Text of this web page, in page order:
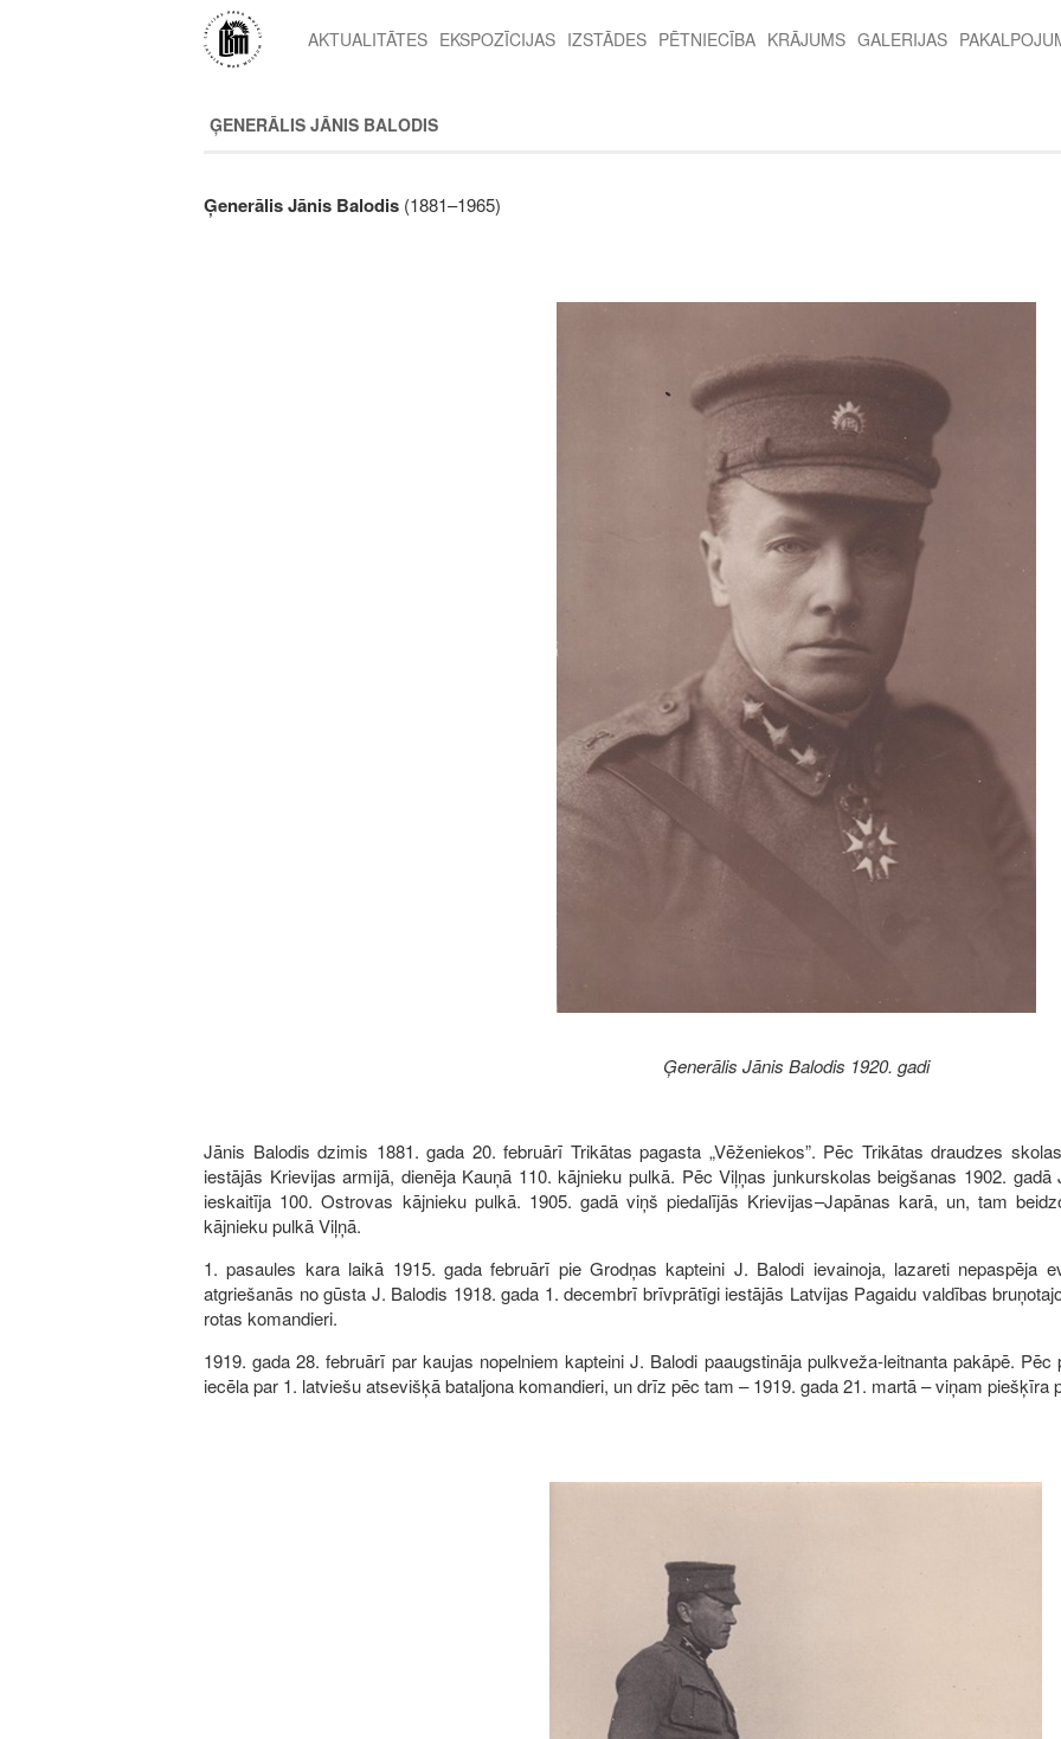
2nd
menu
AKTUALITĀTES EKSPOZĪCIJAS IZSTĀDES PĒTNIECĪBA KRĀJUMS GALERIJAS
ĢENERĀLIS JĀNIS BALODIS
Ģenerālis Jānis Balodis (1881–1965)
Ģenerālis Jānis Balodis 1920. gadi
Jānis Balodis dzimis 1881. gada 20. februārī Trikātas pagasta „Vēženiekos”. Pēc Trikātas draudzes
iestājās Krievijas armijā, dienēja Kauņā 110. kājnieku pulkā. Pēc Viļņas junkurskolas beigšanas 1902.
ieskaitīja 100. Ostrovas kājnieku pulkā. 1905. gadā viņš piedalījās Krievijas–Japānas karā, un, tam
kājnieku pulkā Viļņā.
1. pasaules kara laikā 1915. gada februārī pie Grodņas kapteini J. Balodi ievainoja, lazareti nepaspēja
atgriešanās no gūsta J. Balodis 1918. gada 1. decembrī brīvprātīgi iestājās Latvijas Pagaidu valdības
rotas komandieri.
1919. gada 28. februārī par kaujas nopelniem kapteini J. Balodi paaugstināja pulkveža-leitnanta pakāpē.
iecēla par 1. latviešu atsevišķā bataljona komandieri, un drīz pēc tam – 1919. gada 21. martā – viņam piešķīra